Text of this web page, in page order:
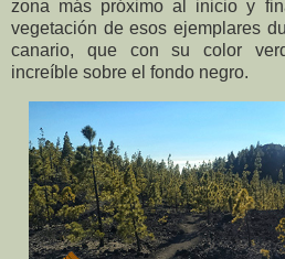
zona más próximo al inicio y
vegetación de esos ejemplares
canario, que con su color
increíble sobre el fondo negro.